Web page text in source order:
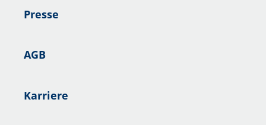
Presse
AGB
Karriere